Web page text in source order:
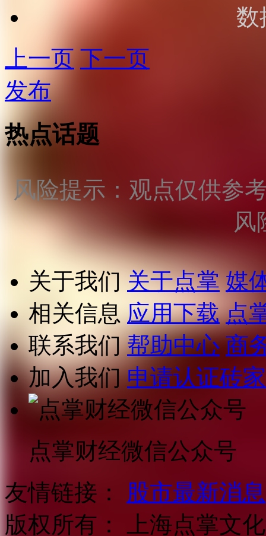
数
上一页 下一页
发布
热点话题
风险提示：观点仅供参
风
关于我们 关于点掌 媒
相关信息 应用下载 点
联系我们 帮助中心 商
加入我们 申请认证砖家
点掌财经微信公众号
友情链接：
股市最新消息
版权所有：
上海点掌文